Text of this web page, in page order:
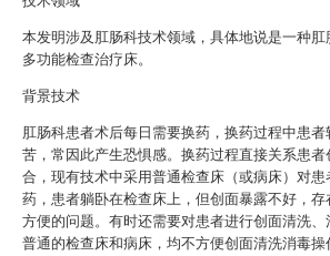
本发明涉及肛肠科技术领域，具体地说是一种肛
多功能检查治疗床。
背景技术
肛肠科患者术后每日需要换药，换药过程中患者
苦，常因此产生恐惧感。换药过程直接关系患者
合，现有技术中采用普通检查床（或病床）对患
药，患者躺卧在检查床上，但创面暴露不好，存
方便的问题。有时还需要对患者进行创面清洗、
普通的检查床和病床，均不方便创面清洗消毒操